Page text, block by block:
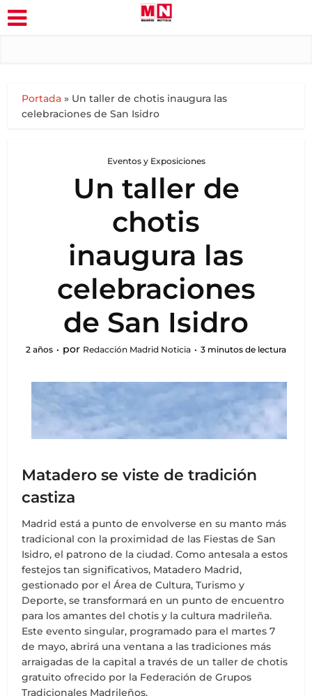
Portada » Un taller de chotis inaugura las
celebraciones de San Isidro
Eventos y Exposiciones
Un taller de
chotis
inaugura las
celebraciones
de San Isidro
2 años por Redacción Madrid Noticia 3 minutos de lectura
Matadero se viste de tradición
castiza
Madrid está a punto de envolverse en su manto más
tradicional con la proximidad de las Fiestas de San
Isidro, el patrono de la ciudad. Como antesala a estos
festejos tan significativos, Matadero Madrid,
gestionado por el Área de Cultura, Turismo y
Deporte, se transformará en un punto de encuentro
para los amantes del chotis y la cultura madrileña.
Este evento singular, programado para el martes 7
de mayo, abrirá una ventana a las tradiciones más
arraigadas de la capital a través de un taller de chotis
gratuito ofrecido por la Federación de Grupos
Tradicionales Madrileños.